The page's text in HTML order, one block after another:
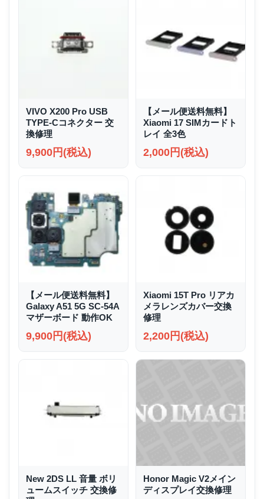
VIVO X200 Pro USB
TYPE-Cコネクター 交
換修理
9,900円(税込)
【メール便送料無料】
Xiaomi 17 SIMカードト
レイ 全3色
2,000円(税込)
【メール便送料無料】
Galaxy A51 5G SC-54A
マザーボード 動作OK
9,900円(税込)
Xiaomi 15T Pro リアカ
メラレンズカバー交換
修理
2,200円(税込)
New 2DS LL 音量 ボリ
ュームスイッチ 交換修
Honor Magic V2メイン
ディスプレイ交換修理